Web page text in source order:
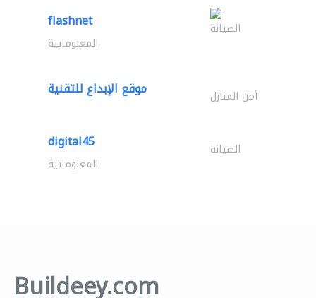
flashnet الصيانة
المعلوماتية
موقع الإبداع للتقنية أمن المنازل
digital45 الصيانة
المعلوماتية
Buildeey.com